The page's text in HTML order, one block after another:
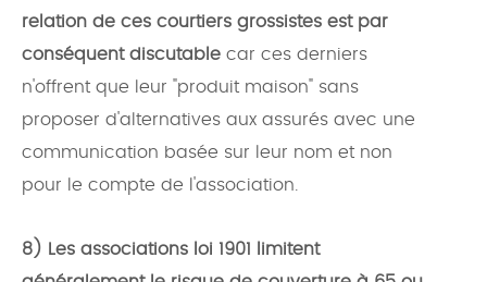
relation de ces courtiers grossistes est par
conséquent discutable car ces derniers
n'offrent que leur "produit maison" sans
proposer d'alternatives aux assurés avec une
communication basée sur leur nom et non
pour le compte de l'association.
8) Les associations loi 1901 limitent